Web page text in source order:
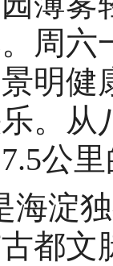
周六
明健
。从
公
淀独
都